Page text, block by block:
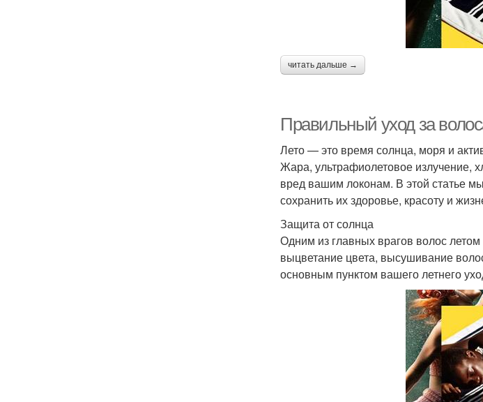
читать дальше →
Правильный уход за
Лето — это время солнца, моря и
Жара, ультрафиолетовое излучение,
вред вашим локонам. В этой статье
сохранить их здоровье, красоту и
Защита от солнца
Одним из главных врагов волос
выцветание цвета, высушивание
основным пунктом вашего летнего